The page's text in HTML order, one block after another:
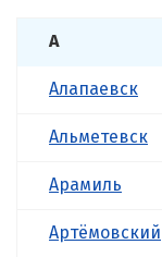
А
Алапаевск
Альметевск
Арамиль
Артёмовский